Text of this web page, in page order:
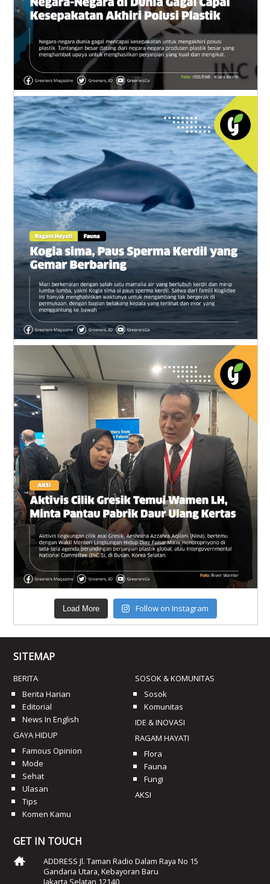
Load More Follow on Instagram
SITEMAP
BERITA
Berita Harian
Editorial
News In English
GAYA HIDUP
Famous Opinion
Mode
Sehat
Ulasan
Tips
Komen Kamu
SOSOK & KOMUNITAS
Sosok
Komunitas
IDE & INOVASI
RAGAM HAYATI
Flora
Fauna
Fungi
AKSI
GET IN TOUCH
ADDRESS Jl. Taman Radio Dalam Raya No 15
Gandaria Utara, Kebayoran Baru
Jakarta Selatan 12140